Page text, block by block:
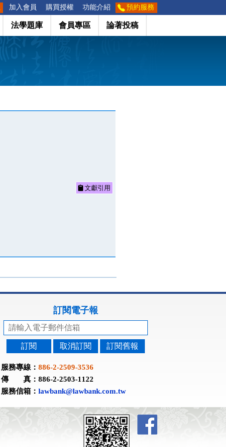
加入會員 購買授權 功能介紹 預約服務
法學題庫 會員專區 論著投稿
文獻引用
訂閱電子報
訂閱 取消訂閱 訂閱舊報
服務專線： 886-2-2509-3536
傳 真：886-2-2503-1122
服務信箱： lawbank@lawbank.com.tw